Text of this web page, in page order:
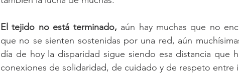
El tejido no está terminado, aún hay muchas que no
que no se sienten sostenidas por una red, aún
día de hoy la disparidad sigue siendo esa distancia que
conexiones de solidaridad, de cuidado y de respeto entre